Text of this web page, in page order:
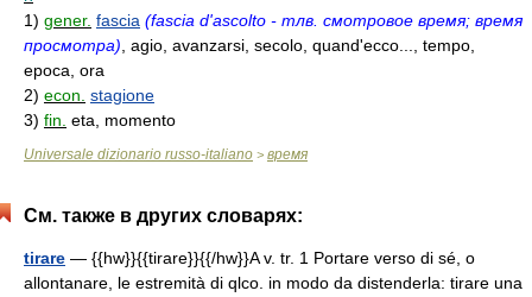
1) gener. fascia (fascia d'ascolto - тлв. смотровое время; время
просмотра) , agio, avanzarsi, secolo, quand'ecco..., tempo,
epoca, ora
2) econ. stagione
3) fin. eta, momento
Universale dizionario russo-italiano > время
См. также в других словарях:
tirare — {{hw}}{{tirare}}{{/hw}}A v. tr. 1 Portare verso di sé, o
allontanare, le estremità di qlco. in modo da distenderla: tirare una